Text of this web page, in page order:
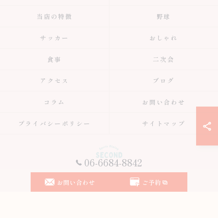
06-6684-8842
お問い合わせ ご予約
当店の特徴 野球
サッカー おしゃれ
食事 二次会
アクセス ブログ
コラム お問い合わせ
プライバシーポリシー サイトマップ
© 2026 大阪府大阪市のスポーツバーはスポーツ居酒屋 Second ALL RIGHTS
RESERVED.